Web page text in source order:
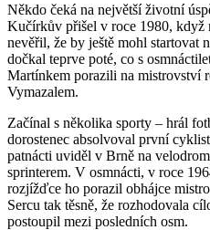
Někdo čeká na největší životní
Kučírkův přišel v roce 1980, když
nevěřil, že by ještě mohl startovat
dočkal teprve poté, co s
Martínkem porazili na mistrovství
Vymazalem.
Začínal s několika sporty – hrál
dorostenec absolvoval první
patnácti uviděl v Brně na
sprinterem. V osmnácti, v roce
rozjížďce ho porazil obhájce
Sercu tak těsně, že rozhodovala
postoupil mezi posledních osm.